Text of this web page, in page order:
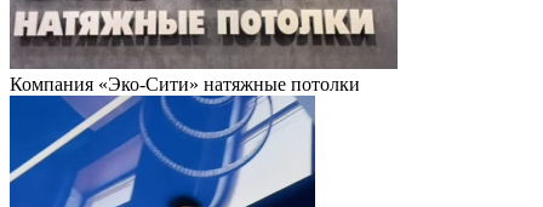
Компания «Эко-Сити» натяжные потолки